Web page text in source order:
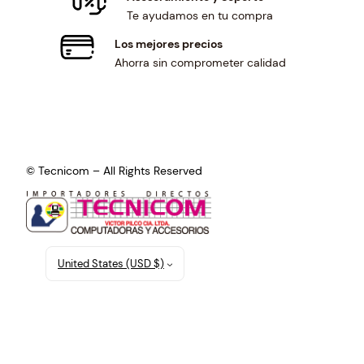
Te ayudamos en tu compra
Los mejores precios
Ahorra sin comprometer calidad
© Tecnicom – All Rights Reserved
United States (USD $)